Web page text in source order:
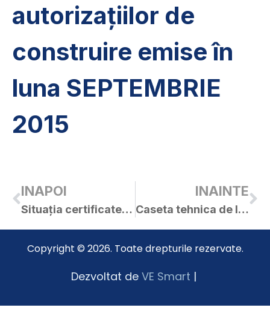
autorizațiilor de
construire emise în
luna SEPTEMBRIE
2015
INAPOI
Situația certificatelor de urbanism și a autorizațiilor de construire emise în luna AUGUST 2015
INAINTE
Caseta tehnica de la jocul CS Frontiera 2004 Curtici CS Victoria Felnac 4 – 2
Copyright © 2026. Toate drepturile rezervate.
Dezvoltat de VE Smart |